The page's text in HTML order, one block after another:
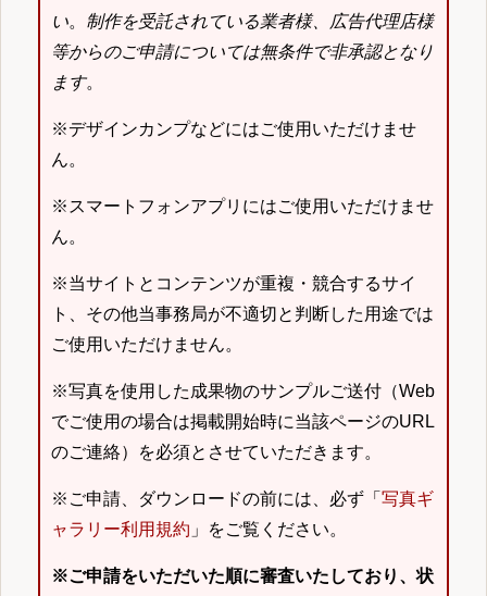
い。 制作を受託されている業者様、広告代理店様
等からのご申請については無条件で非承認となり
ます。
※デザインカンプなどにはご使用いただけませ
ん。
※スマートフォンアプリにはご使用いただけませ
ん。
※当サイトとコンテンツが重複・競合するサイ
ト、その他当事務局が不適切と判断した用途では
ご使用いただけません。
※写真を使用した成果物のサンプルご送付（Web
でご使用の場合は掲載開始時に当該ページのURL
のご連絡）を必須とさせていただきます。
※ご申請、ダウンロードの前には、必ず「 写真ギ
ャラリー利用規約 」をご覧ください。
※ご申請をいただいた順に審査いたしており、状